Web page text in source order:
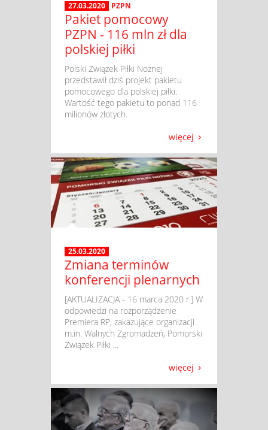
27.03.2020 PZPN
Pakiet pomocowy
PZPN - 116 mln zł dla
polskiej piłki
​ Polski Związek Piłki Nożnej
przedstawił dziś projekt pakietu
pomocowego dla polskiej piłki.
Wartość tego pakietu to ponad 116
milionów złotych.
więcej
25.03.2020
Zmiana terminów
konferencji plenarnych
​ [AKTUALIZACJA - 16 marca 2020 r.] W
odpowiedzi na rozporządzenie
Premiera RP, zakazujące organizacji
m.in. Walnych Zgromadzeń, Pomorski
Związek Piłki ...
więcej